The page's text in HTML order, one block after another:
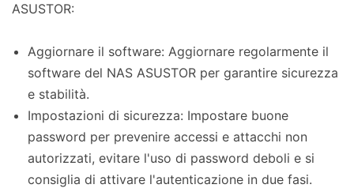
ASUSTOR:
Aggiornare il software: Aggiornare regolarmente il
software del NAS ASUSTOR per garantire sicurezza
e stabilità.
Impostazioni di sicurezza: Impostare buone
password per prevenire accessi e attacchi non
autorizzati, evitare l'uso di password deboli e si
consiglia di attivare l'autenticazione in due fasi.